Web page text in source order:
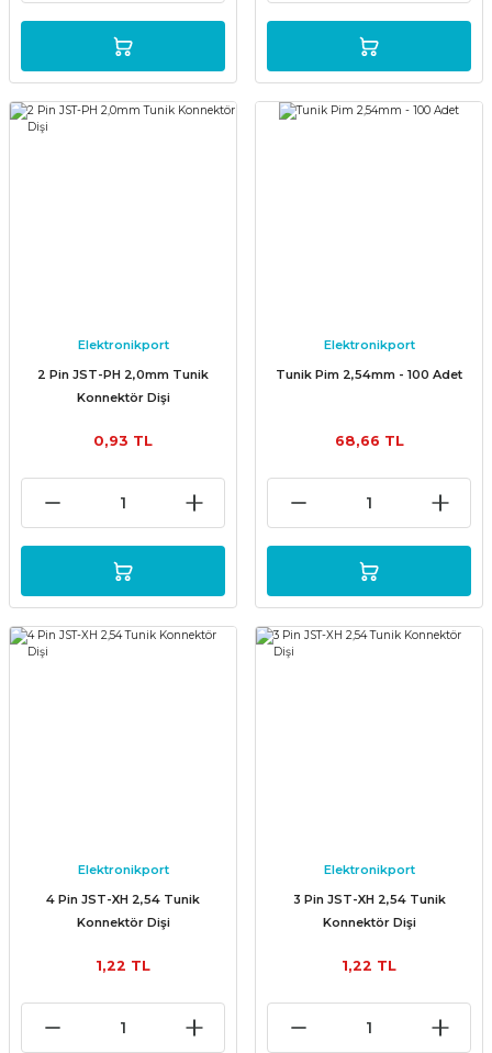
Elektronikport
2 Pin JST-PH 2,0mm Tunik
Konnektör Dişi
0,93 TL
Elektronikport
Tunik Pim 2,54mm - 100 Adet
68,66 TL
Elektronikport
4 Pin JST-XH 2,54 Tunik
Konnektör Dişi
1,22 TL
Elektronikport
3 Pin JST-XH 2,54 Tunik
Konnektör Dişi
1,22 TL